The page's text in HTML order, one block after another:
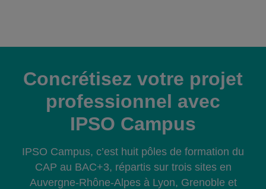
Concrétisez votre projet
professionnel avec
IPSO Campus
IPSO Campus, c’est huit pôles de formation du
CAP au BAC+3, répartis sur trois sites en
Auvergne-Rhône-Alpes à Lyon, Grenoble et